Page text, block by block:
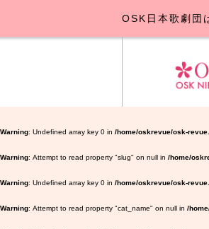
Warning : Undefined array key 0 in /home/oskrevue/osk-
Warning : Attempt to read property "slug" on null in /home/
Warning : Undefined array key 0 in /home/oskrevue/osk-
Warning : Attempt to read property "cat_name" on null in /
OSK日本歌劇団